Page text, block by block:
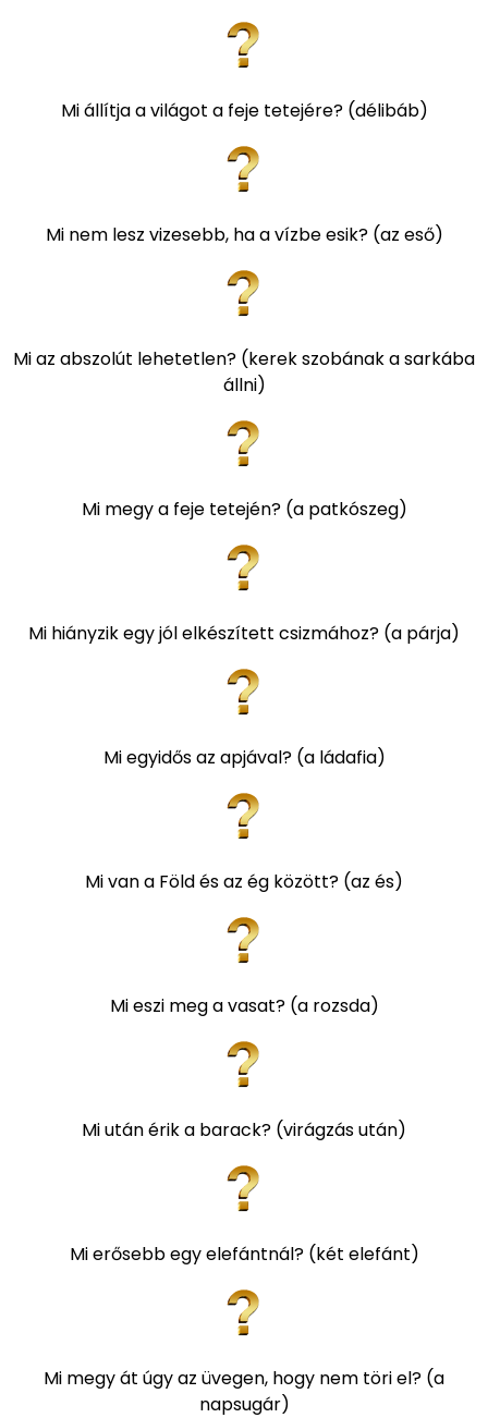
Mi állítja a világot a feje tetejére? (délibáb)
Mi nem lesz vizesebb, ha a vízbe esik? (az eső)
Mi az abszolút lehetetlen? (kerek szobának a sarkába
állni)
Mi megy a feje tetején? (a patkószeg)
Mi hiányzik egy jól elkészített csizmához? (a párja)
Mi egyidős az apjával? (a ládafia)
Mi van a Föld és az ég között? (az és)
Mi eszi meg a vasat? (a rozsda)
Mi után érik a barack? (virágzás után)
Mi erősebb egy elefántnál? (két elefánt)
Mi megy át úgy az üvegen, hogy nem töri el? (a
napsugár)